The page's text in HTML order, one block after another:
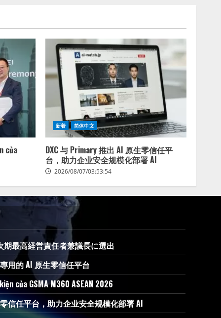
của
新着 简体中文
DXC 与 Primary 推出 AI 原生零信任平
台，助力企业安全规模化部署 AI
2026/08/07/03:53:54
期最高経営責任者兼議長に選出
用的 AI 原生零信任平台
của GSMA M360 ASEAN 2026
信任平台，助力企业安全规模化部署 AI